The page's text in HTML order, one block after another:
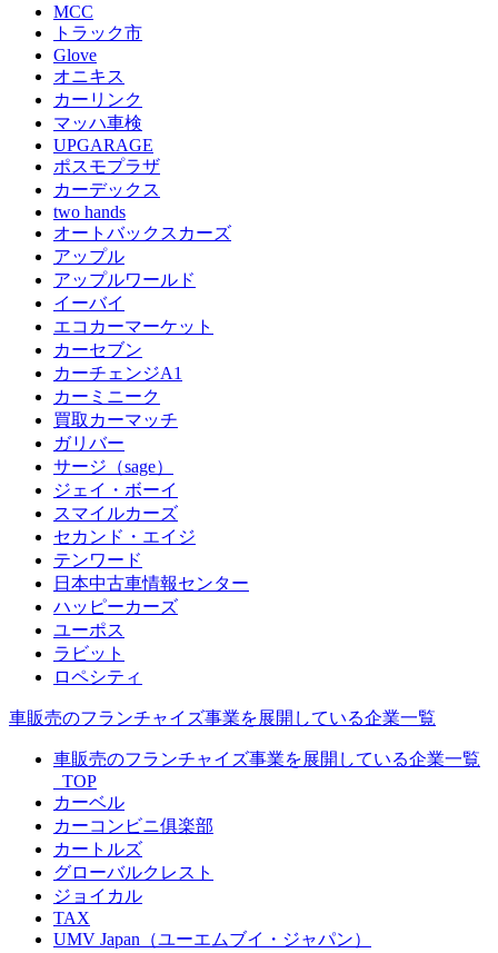
MCC
トラック市
Glove
オニキス
カーリンク
マッハ車検
UPGARAGE
ポスモプラザ
カーデックス
two hands
オートバックスカーズ
アップル
アップルワールド
イーバイ
エコカーマーケット
カーセブン
カーチェンジA1
カーミニーク
買取カーマッチ
ガリバー
サージ（sage）
ジェイ・ボーイ
スマイルカーズ
セカンド・エイジ
テンワード
日本中古車情報センター
ハッピーカーズ
ユーポス
ラビット
ロペシティ
車販売のフランチャイズ事業を展開している企業一覧
車販売のフランチャイズ事業を展開している企業一覧
_TOP
カーベル
カーコンビニ俱楽部
カートルズ
グローバルクレスト
ジョイカル
TAX
UMV Japan（ユーエムブイ・ジャパン）